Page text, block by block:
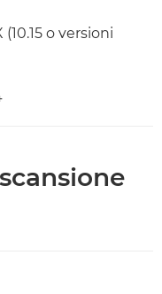
(10.15 o versioni